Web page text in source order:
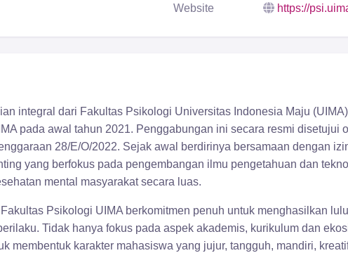
Website
https://
integral dari Fakultas Psikologi Universitas Indonesia Maju
pada awal tahun 2021. Penggabungan ini secara resmi disetujui
28/E/O/2022. Sejak awal berdirinya bersamaan dengan
yang berfokus pada pengembangan ilmu pengetahuan dan
mental masyarakat secara luas.
Psikologi UIMA berkomitmen penuh untuk menghasilkan
Tidak hanya fokus pada aspek akademis, kurikulum dan
membentuk karakter mahasiswa yang jujur, tangguh, mandiri,